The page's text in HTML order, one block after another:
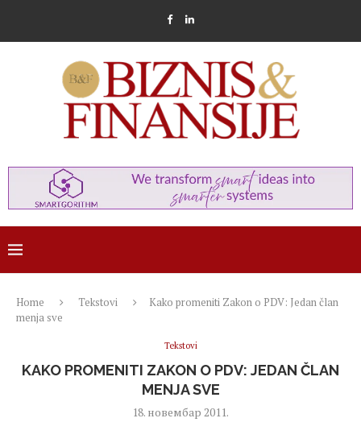
Home Tekstovi
Kako promeniti Zakon o PDV: Jedan član
menja sve
Tekstovi
KAKO PROMENITI ZAKON O PDV: JEDAN ČLAN
MENJA SVE
18. новембар 2011.